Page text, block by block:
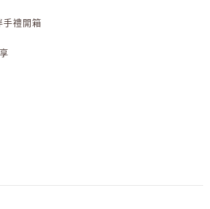
手禮開箱